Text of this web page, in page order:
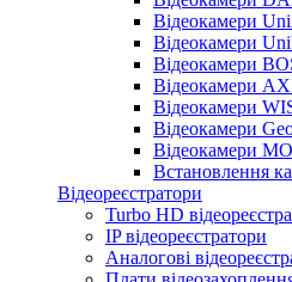
Відеокамери
Відеокамери
Відеокамери
Відеокамери
Відеокамери
Відеокамери
Відеокамери
Встановлення
Відеореєстратори
Turbo HD
IP відеореєстратори
Аналогові